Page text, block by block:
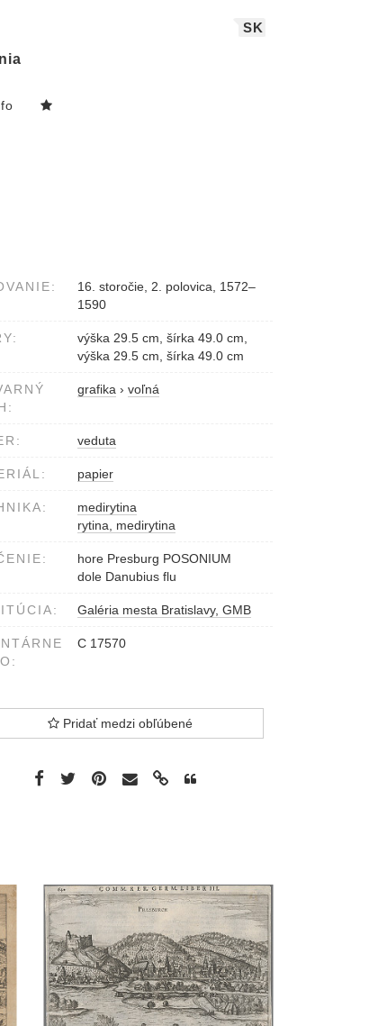
SK
16. storočie, 2. polovica, 1572–
1590
výška 29.5 cm, šírka 49.0 cm,
výška 29.5 cm, šírka 49.0 cm
grafika › voľná
veduta
papier
medirytina
rytina, medirytina
hore Presburg POSONIUM
dole Danubius flu
Galéria mesta Bratislavy, GMB
C 17570
Pridať medzi obľúbené